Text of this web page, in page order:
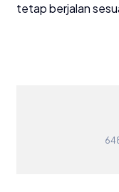
tetap berjalan